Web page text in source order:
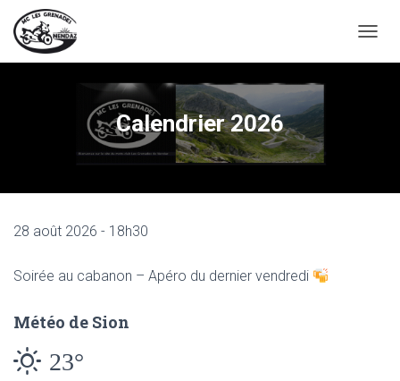
É
Calendrier 2026
28 août 2026 - 18h30
Soirée au cabanon – Apéro du dernier vendredi
Météo de Sion
23°